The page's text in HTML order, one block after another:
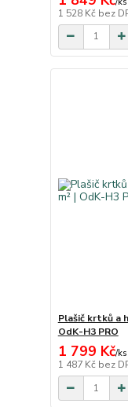
1 528 Kč bez
Plašič krtků a
OdK-H3 PRO
1 799 Kč/ks
1 487 Kč bez